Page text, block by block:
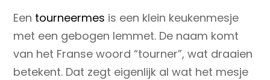
Een tourneermes is een klein keukenmesje
met een gebogen lemmet. De naam komt
van het Franse woord “tourner”, wat draaien
betekent. Dat zegt eigenlijk al wat het mesje